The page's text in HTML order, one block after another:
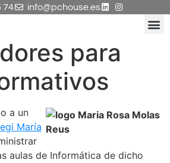
74 info@pchouse.es
para
a un
María
aulas de Informática de dicho